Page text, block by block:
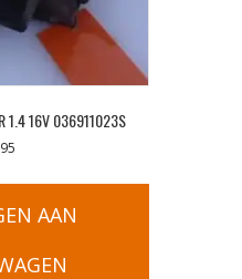
1.4 16V 036911023S
AAN